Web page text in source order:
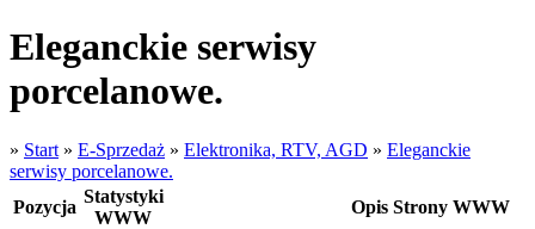
Eleganckie serwisy
porcelanowe.
» Start » E-Sprzedaż » Elektronika, RTV, AGD » Eleganckie
serwisy porcelanowe.
Pozycja
Statystyki
WWW
Opis Strony WWW